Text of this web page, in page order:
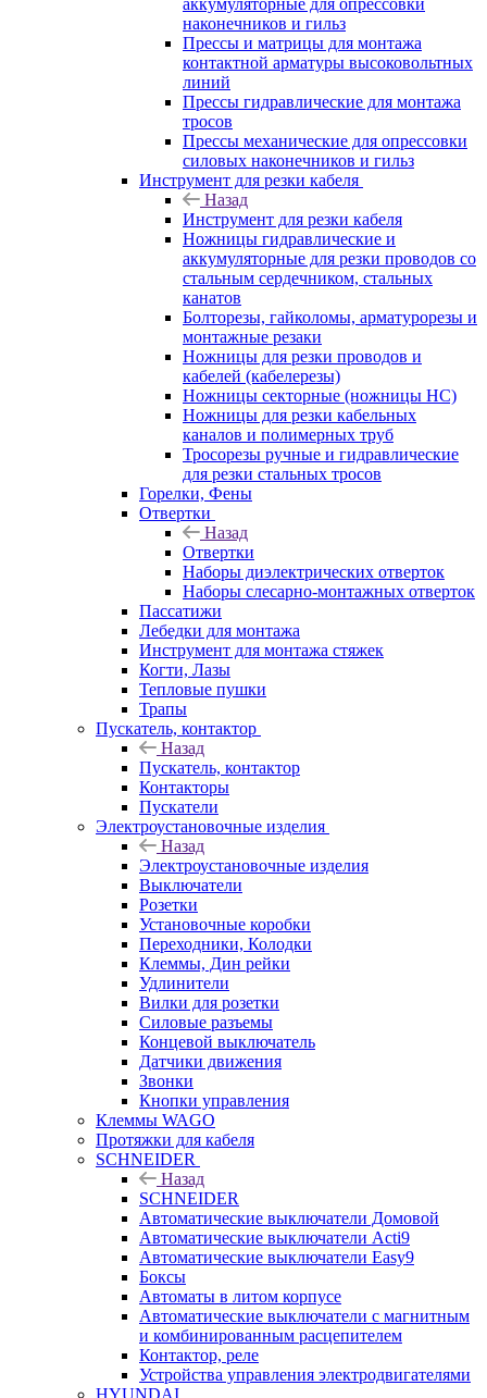
аккумуляторные для опрессовки
наконечников и гильз
Прессы и матрицы для монтажа
контактной арматуры высоковольтных
линий
Прессы гидравлические для монтажа
тросов
Прессы механические для опрессовки
силовых наконечников и гильз
Инструмент для резки кабеля
Назад
Инструмент для резки кабеля
Ножницы гидравлические и
аккумуляторные для резки проводов со
стальным сердечником, стальных
канатов
Болторезы, гайколомы, арматурорезы и
монтажные резаки
Ножницы для резки проводов и
кабелей (кабелерезы)
Ножницы секторные (ножницы НС)
Ножницы для резки кабельных
каналов и полимерных труб
Тросорезы ручные и гидравлические
для резки стальных тросов
Горелки, Фены
Отвертки
Назад
Отвертки
Наборы диэлектрических отверток
Наборы слесарно-монтажных отверток
Пассатижи
Лебедки для монтажа
Инструмент для монтажа стяжек
Когти, Лазы
Тепловые пушки
Трапы
Пускатель, контактор
Назад
Пускатель, контактор
Контакторы
Пускатели
Электроустановочные изделия
Назад
Электроустановочные изделия
Выключатели
Розетки
Установочные коробки
Переходники, Колодки
Клеммы, Дин рейки
Удлинители
Вилки для розетки
Силовые разъемы
Концевой выключатель
Датчики движения
Звонки
Кнопки управления
Клеммы WAGO
Протяжки для кабеля
SCHNEIDER
Назад
SCHNEIDER
Автоматические выключатели Домовой
Автоматические выключатели Acti9
Автоматические выключатели Easy9
Боксы
Автоматы в литом корпусе
Автоматические выключатели с магнитным
и комбинированным расцепителем
Контактор, реле
Устройства управления электродвигателями
HYUNDAI